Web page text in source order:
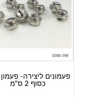
פעמונים ליצירה- פעמון
כסוף 2 ס"מ